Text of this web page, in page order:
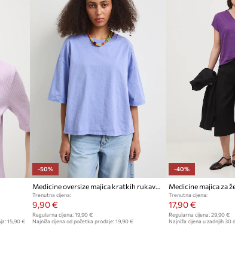
15,90 €
-50%
Trenutna cijena:
9,90 €
Regularna cijena: 19,90 €
Najniža cijena od početka prodaje: 19,90 €
-40%
Medicine majica za
Trenutna cijena:
17,90 €
Regularna cijena: 29,90 €
Najniža cijena u zadnjih 30